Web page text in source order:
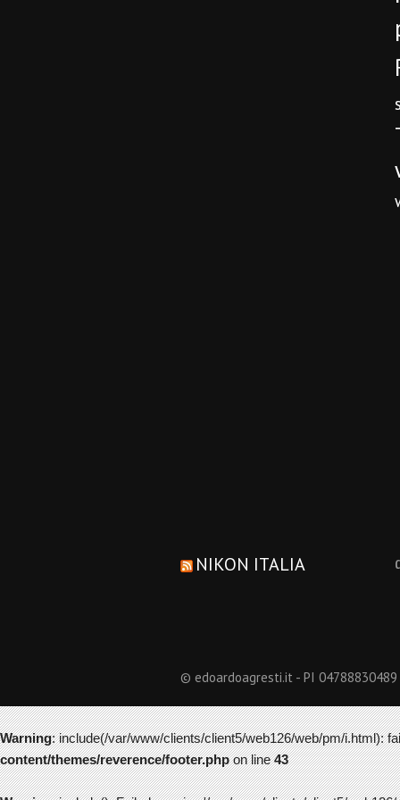
NIKON ITALIA
© edoardoagresti.it - PI
Warning: include(/var/www/clients/client5/web126/web/pm/i.html):
content/themes/reverence/footer.phpon line43